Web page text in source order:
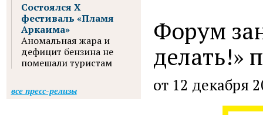
Форум
делать!»
от 12 декабря
Состоялся X
фестиваль «Пламя
Аркаима»
Аномальная жара и
дефицит бензина не
помешали туристам
все пресс-релизы